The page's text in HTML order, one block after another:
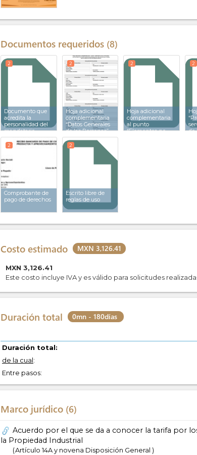
Documentos requeridos 8
Documento que
acredita la
personalidad del
mandatario
2
Hoja adicional
complementaria
“Datos Generales
de las Personas”
2
Hoja adicional
complementaria
al punto
“Elementos no
2
de
2
Comprobante de
pago de derechos
2
Escrito libre de
reglas de uso
2
Costo estimado MXN 3,126.41
MXN 3,126.41
Este costo incluye IVA y es válido para solicitudes
Duración total 0mn - 180días
Duración total:
de la cual:
Entre pasos:
Marco jurídico 6
Acuerdo por el que se da a conocer la tarifa por
la Propiedad Industrial
Artículo 14A y novena Disposición General